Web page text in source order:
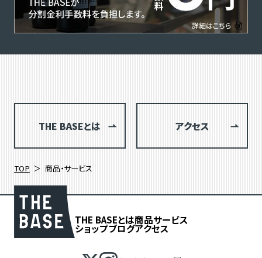
THE BASEとは アクセス
TOP 商品・サービス
THE BASEとは商品サービス
ショップブログアクセス